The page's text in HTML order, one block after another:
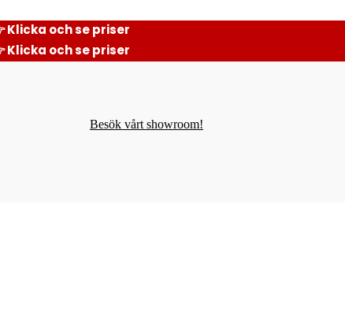
Klicka och se priser
Klicka och se priser
Besök vårt showroom!